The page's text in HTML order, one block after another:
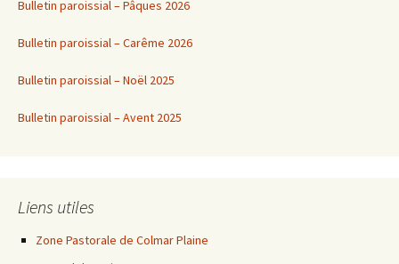
Bulletin paroissial – Pâques 2026
Bulletin paroissial – Carême 2026
Bulletin paroissial – Noël 2025
Bulletin paroissial – Avent 2025
Liens utiles
Zone Pastorale de Colmar Plaine